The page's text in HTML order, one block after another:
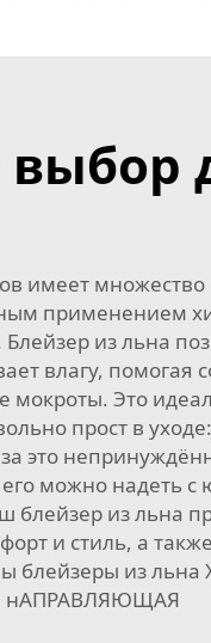
имеет
применением
из льна
влагу, помогая
мокроты. Это
прост в
это
можно надеть с
блейзер из льна
и стиль, а
блейзеры из льна
нАПРАВЛЯЮЩАЯ